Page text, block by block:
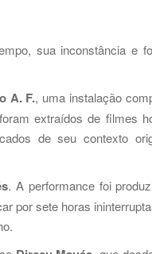
sua inconstância e
A. F., uma instalação
extraídos de filmes
de seu contexto
. A performance foi
por sete horas